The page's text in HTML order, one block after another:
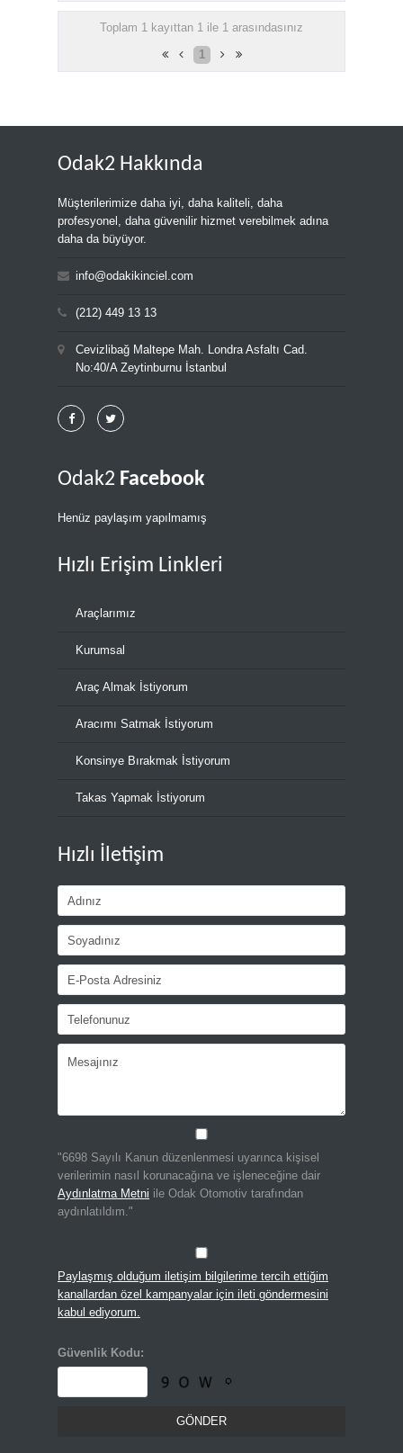
Toplam 1 kayıttan 1 ile 1 arasındasınız
1
Odak2 Hakkında
Müşterilerimize daha iyi, daha kaliteli, daha
profesyonel, daha güvenilir hizmet verebilmek adına
daha da büyüyor.
info@odakikinciel.com
(212) 449 13 13
Cevizlibağ Maltepe Mah. Londra Asfaltı Cad.
No:40/A Zeytinburnu İstanbul
Odak2 Facebook
Henüz paylaşım yapılmamış
Hızlı Erişim Linkleri
Araçlarımız
Kurumsal
Araç Almak İstiyorum
Aracımı Satmak İstiyorum
Konsinye Bırakmak İstiyorum
Takas Yapmak İstiyorum
Hızlı İletişim
"6698 Sayılı Kanun düzenlenmesi uyarınca kişisel
verilerimin nasıl korunacağına ve işleneceğine dair
Aydınlatma Metni ile Odak Otomotiv tarafından
aydınlatıldım."
Paylaşmış olduğum iletişim bilgilerime tercih ettiğim
kanallardan özel kampanyalar için ileti göndermesini
kabul ediyorum.
Güvenlik Kodu: